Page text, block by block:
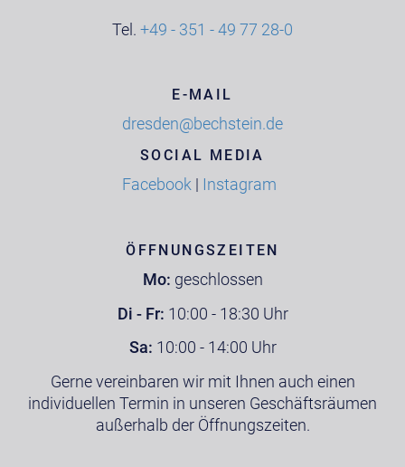
Tel. +49 - 351 - 49 77 28-0
E-MAIL
dresden@bechstein.de
SOCIAL MEDIA
Facebook | Instagram
ÖFFNUNGSZEITEN
Mo: geschlossen
Di - Fr: 10:00 - 18:30 Uhr
Sa: 10:00 - 14:00 Uhr
Gerne vereinbaren wir mit Ihnen auch einen
individuellen Termin in unseren Geschäftsräumen
außerhalb der Öffnungszeiten.